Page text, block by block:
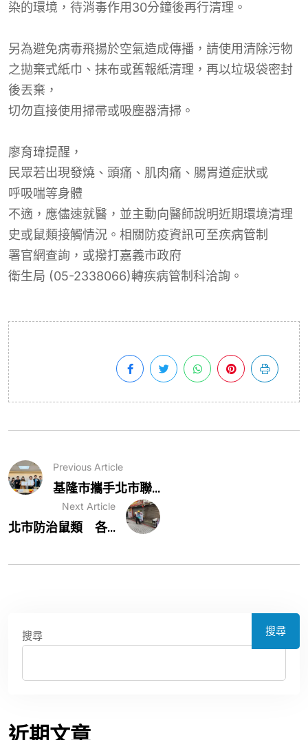
染的環境，待消毒作用30分鐘後再行清理。
另為避免病毒飛揚於空氣造成傳播，請使用清除污物
之拋棄式紙巾、抹布或舊報紙清理，再以垃圾袋密封
後丟棄，
切勿直接使用掃帚或吸塵器清掃 。
廖育瑋提醒，
民眾若出現發燒、頭痛、肌肉痛、腸胃道症狀或
呼吸喘等身體
不適，應儘速就醫，並主動向醫師說明近期環境清理
史或鼠類接觸情況。相關防疫資訊可至疾病管制
署官網查詢，或撥打嘉義市政府
衛生局 (05-2338066)轉疾病管制科洽詢。
Previous Article
基隆市攜手北市聯...
Next Article
北市防治鼠類 各...
搜尋 搜尋